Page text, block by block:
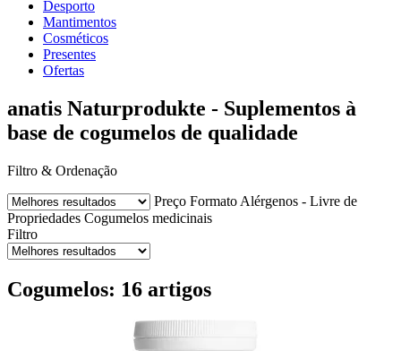
Desporto
Mantimentos
Cosméticos
Presentes
Ofertas
anatis Naturprodukte - Suplementos à
base de cogumelos de qualidade
Filtro & Ordenação
Preço Formato Alérgenos - Livre de
Propriedades Cogumelos medicinais
Filtro
Cogumelos: 16 artigos